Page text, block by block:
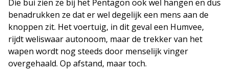
Die bui zien ze bij het Pentagon ook wel hangen en dus
benadrukken ze dat er wel degelijk een mens aan de
knoppen zit. Het voertuig, in dit geval een Humvee,
rijdt weliswaar autonoom, maar de trekker van het
wapen wordt nog steeds door menselijk vinger
overgehaald. Op afstand, maar toch.